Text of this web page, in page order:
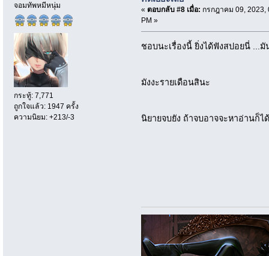
จอมทัพหมีหนุ่ม
กระทู้: 7,771
ถูกใจแล้ว: 1947 ครั้ง
ความนิยม: +213/-3
« ตอบกลับ #8 เมื่อ: กรกฎาคม 09, 2023,
PM »
ชอบนะเรื่องนี้ ยิ่งได้ฟังสปอยนี่ ...
มังงะรายเดือนสินะ
นิยายจบยัง ถ้าจบอาจจะหาอ่านก็ไ